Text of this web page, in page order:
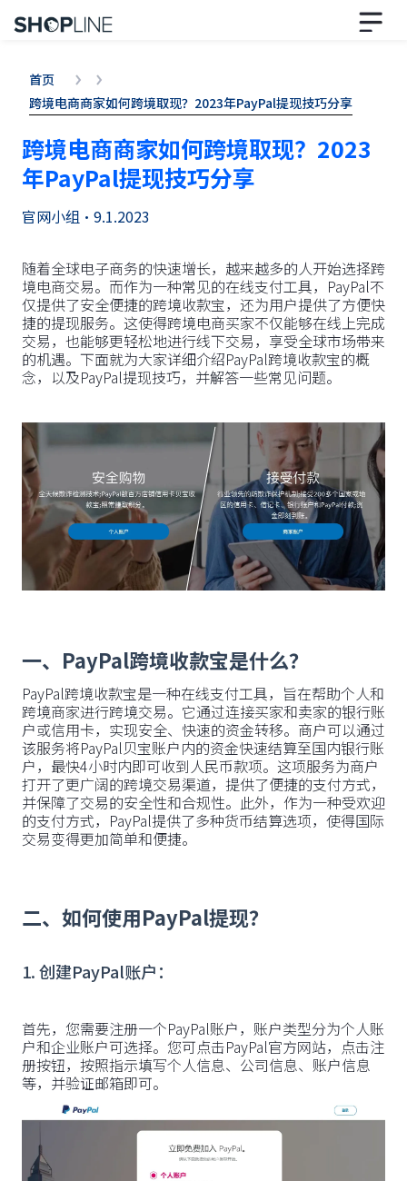
首页
跨境电商商家如何跨境取现？2023年PayPal提现技巧分享
跨境电商商家如何跨境取现？2023
年PayPal提现技巧分享
官网小组 • 9.1.2023
随着全球电子商务的快速增长，越来越多的人开始选择跨
境电商交易。而作为一种常见的在线支付工具，PayPal不
仅提供了安全便捷的跨境收款宝，还为用户提供了方便快
捷的提现服务。这使得跨境电商买家不仅能够在线上完成
交易，也能够更轻松地进行线下交易，享受全球市场带来
的机遇。下面就为大家详细介绍PayPal跨境收款宝的概
念，以及PayPal提现技巧，并解答一些常见问题。
一、PayPal跨境收款宝是什么？
PayPal跨境收款宝是一种在线支付工具，旨在帮助个人和
跨境商家进行跨境交易。它通过连接买家和卖家的银行账
户或信用卡，实现安全、快速的资金转移。商户可以通过
该服务将PayPal贝宝账户内的资金快速结算至国内银行账
户，最快4小时内即可收到人民币款项。这项服务为商户
打开了更广阔的跨境交易渠道，提供了便捷的支付方式，
并保障了交易的安全性和合规性。此外，作为一种受欢迎
的支付方式，PayPal提供了多种货币结算选项，使得国际
交易变得更加简单和便捷。
二、如何使用PayPal提现？
1. 创建PayPal账户：
首先，您需要注册一个PayPal账户，账户类型分为个人账
户和企业账户可选择。您可点击PayPal官方网站，点击注
册按钮，按照指示填写个人信息、公司信息、账户信息
等，并验证邮箱即可。